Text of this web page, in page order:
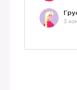
3